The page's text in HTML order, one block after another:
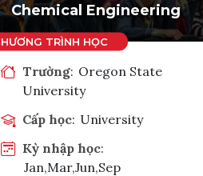
Chemical Engineering
Trường: Oregon State
University
Cấp học: University
Kỳ nhập học:
Jan,Mar,Jun,Sep